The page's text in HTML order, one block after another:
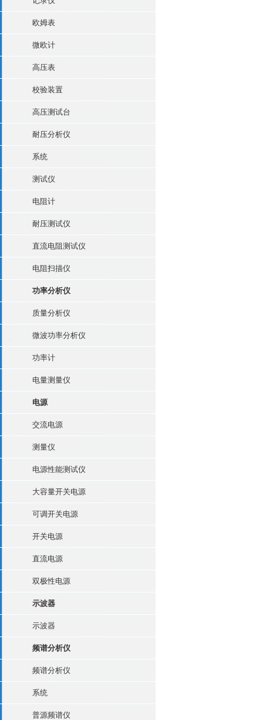
欧姆表
微欧计
高压表
校验装置
高压测试台
耐压分析仪
系统
测试仪
电阻计
耐压测试仪
直流电阻测试仪
电阻扫描仪
功率分析仪
质量分析仪
微波功率分析仪
功率计
电量测量仪
电源
交流电源
测量仪
电源性能测试仪
大容量开关电源
可调开关电源
开关电源
直流电源
双极性电源
示波器
示波器
频谱分析仪
频谱分析仪
系统
普源频谱仪